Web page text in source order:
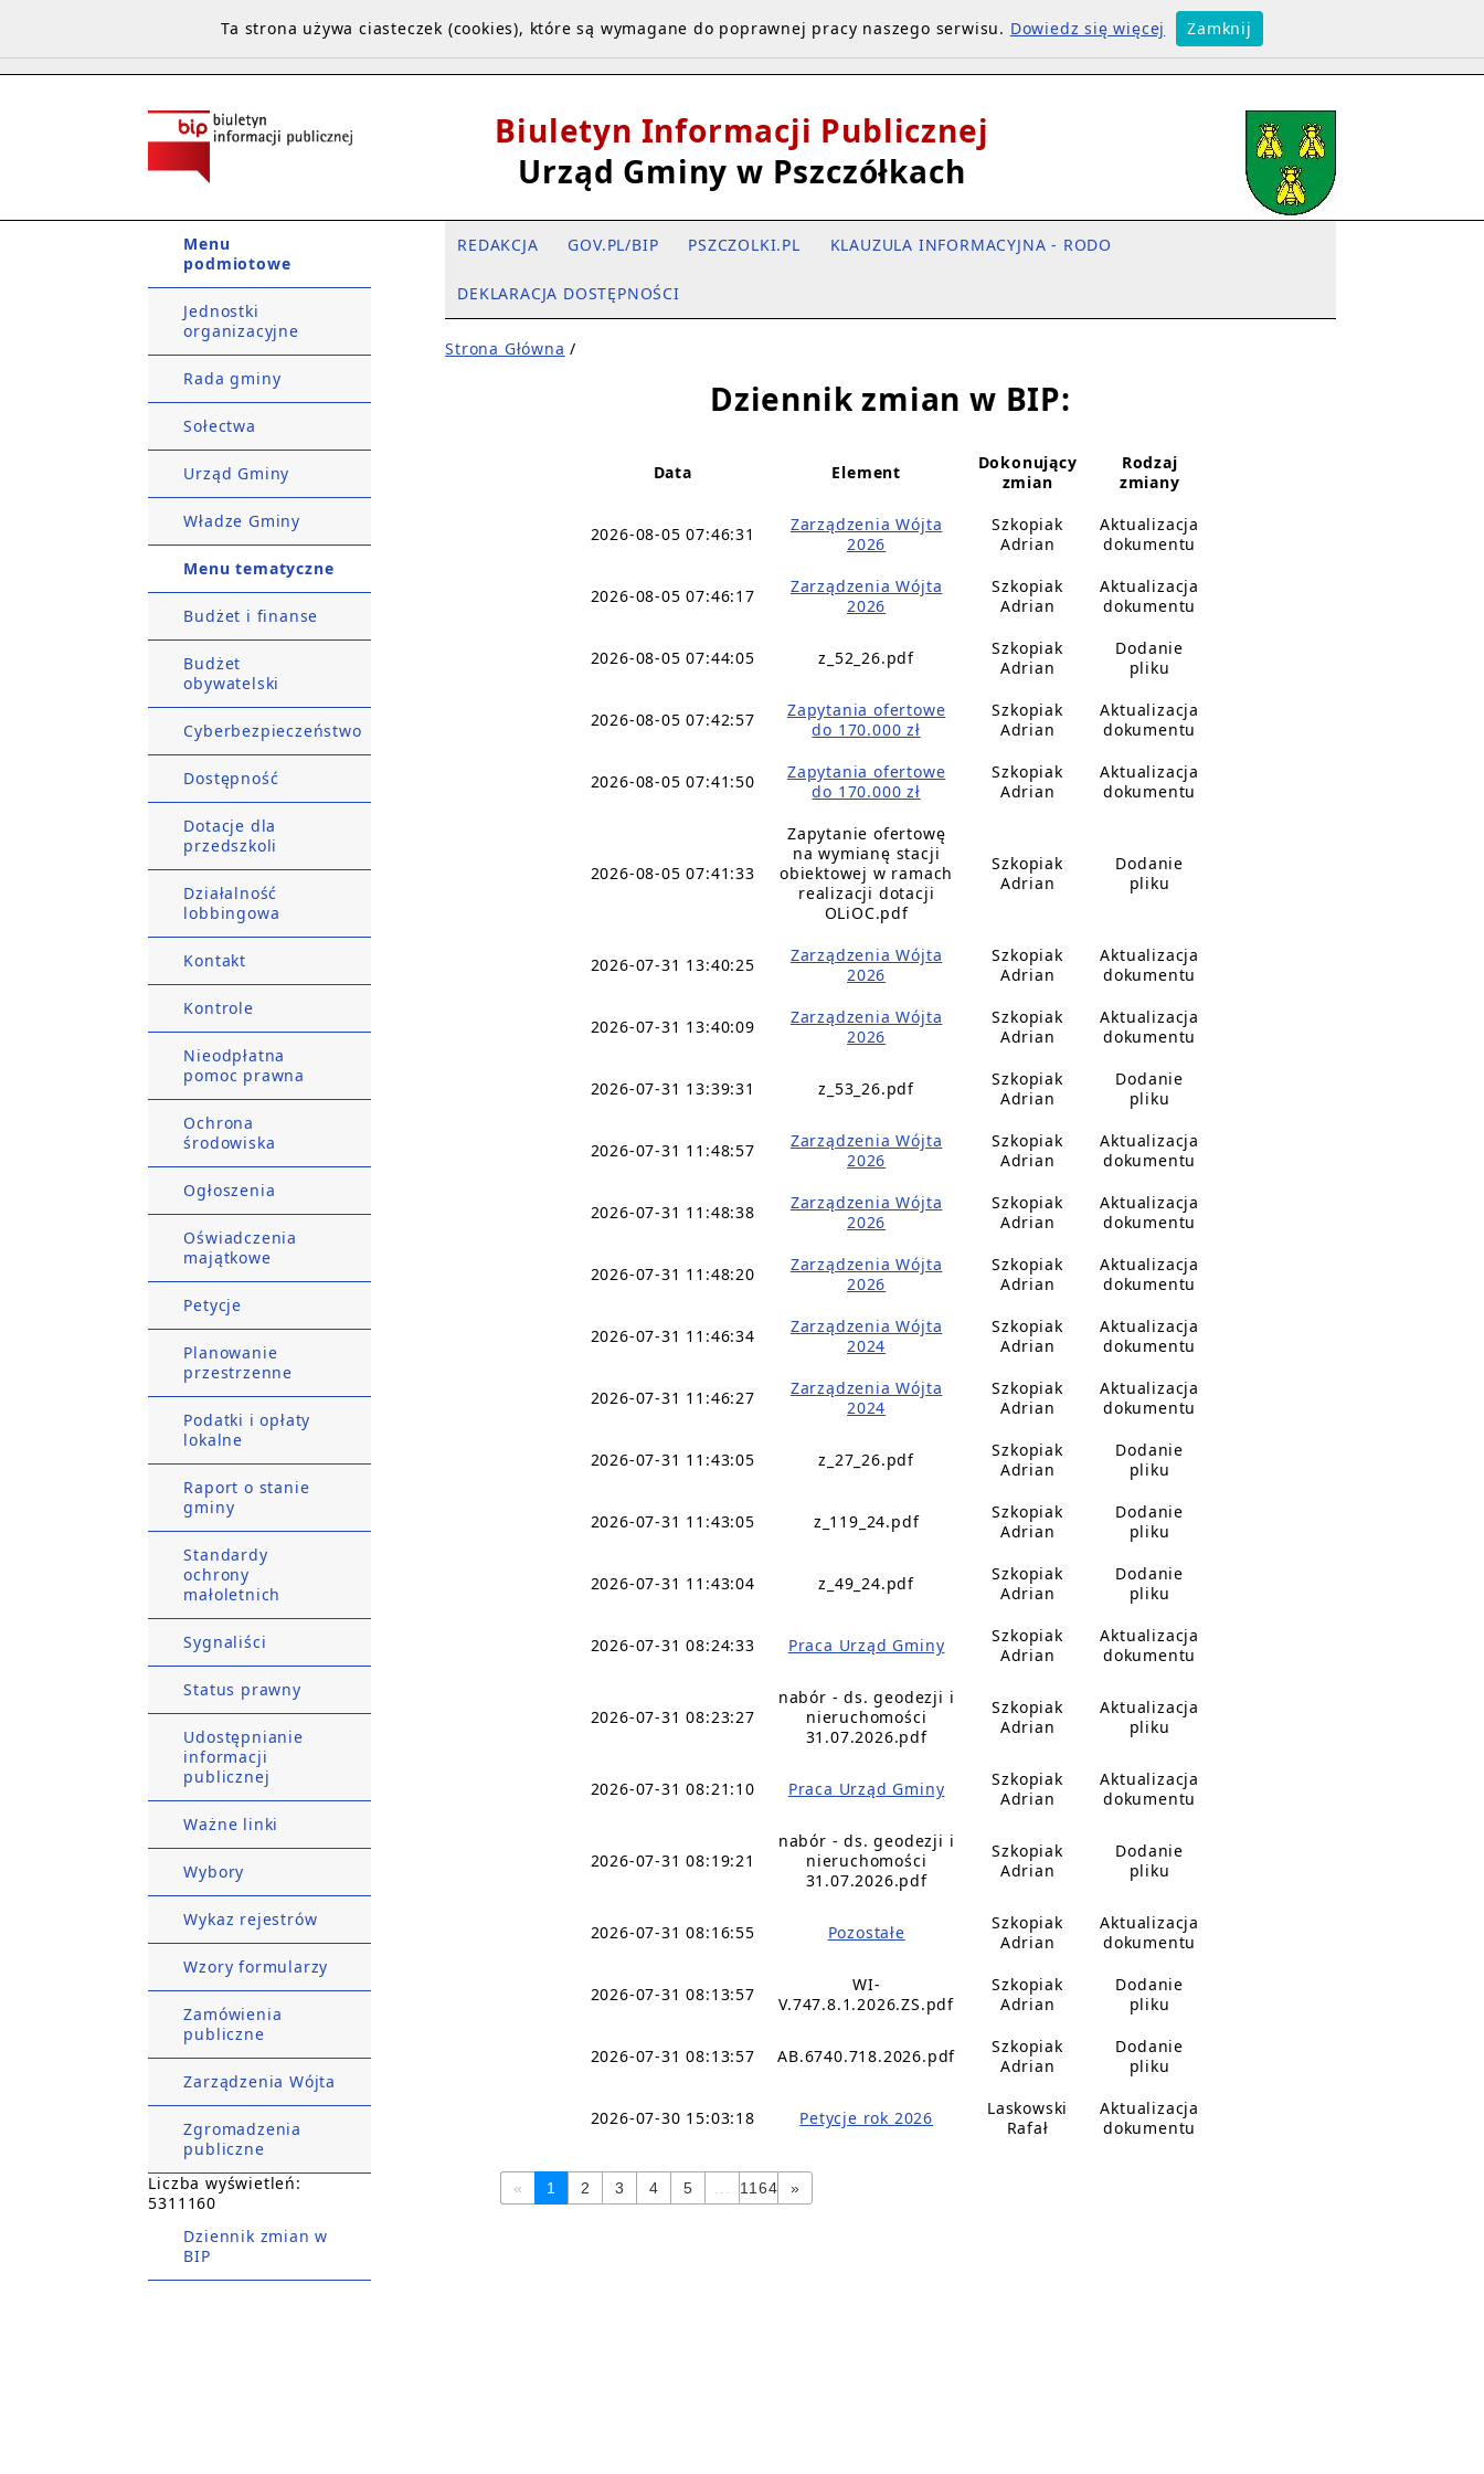
Biuletyn Informacji Publicznej
Urząd Gminy w Pszczółkach
Menu
podmiotowe
Jednostki
organizacyjne
Rada gminy
Sołectwa
Urząd Gminy
Władze Gminy
Menu tematyczne
Budżet i finanse
Budżet
obywatelski
Cyberbezpieczeństwo
Dostępność
Dotacje dla
przedszkoli
Działalność
lobbingowa
Kontakt
Kontrole
Nieodpłatna
pomoc prawna
Ochrona
środowiska
Ogłoszenia
Oświadczenia
majątkowe
Petycje
Planowanie
przestrzenne
Podatki i opłaty
lokalne
Raport o stanie
gminy
Standardy
ochrony
małoletnich
Sygnaliści
Status prawny
Udostępnianie
informacji
publicznej
Ważne linki
Wybory
Wykaz rejestrów
Wzory formularzy
Zamówienia
publiczne
Zarządzenia Wójta
Zgromadzenia
publiczne
Liczba wyświetleń:
5311160
Dziennik zmian w
BIP
REDAKCJA GOV.PL/BIP PSZCZOLKI.PL KLAUZULA INFORMACYJNA - RODO
DEKLARACJA DOSTĘPNOŚCI
Strona Główna /
Dziennik zmian w BIP:
Data Element
Dokonujący
zmian
Rodzaj
zmiany
2026-08-05 07:46:31
Zarządzenia Wójta
2026
Szkopiak
Adrian
Aktualizacja
dokumentu
2026-08-05 07:46:17
Zarządzenia Wójta
2026
Szkopiak
Adrian
Aktualizacja
dokumentu
2026-08-05 07:44:05 z_52_26.pdf
Szkopiak
Adrian
Dodanie
pliku
2026-08-05 07:42:57
Zapytania ofertowe
do 170.000 zł
Szkopiak
Adrian
Aktualizacja
dokumentu
2026-08-05 07:41:50
Zapytania ofertowe
do 170.000 zł
Szkopiak
Adrian
Aktualizacja
dokumentu
2026-08-05 07:41:33
Zapytanie ofertowę
na wymianę stacji
obiektowej w ramach
realizacji dotacji
OLiOC.pdf
Szkopiak
Adrian
Dodanie
pliku
2026-07-31 13:40:25
Zarządzenia Wójta
2026
Szkopiak
Adrian
Aktualizacja
dokumentu
2026-07-31 13:40:09
Zarządzenia Wójta
2026
Szkopiak
Adrian
Aktualizacja
dokumentu
2026-07-31 13:39:31 z_53_26.pdf
Szkopiak
Adrian
Dodanie
pliku
2026-07-31 11:48:57
Zarządzenia Wójta
2026
Szkopiak
Adrian
Aktualizacja
dokumentu
2026-07-31 11:48:38
Zarządzenia Wójta
2026
Szkopiak
Adrian
Aktualizacja
dokumentu
2026-07-31 11:48:20
Zarządzenia Wójta
2026
Szkopiak
Adrian
Aktualizacja
dokumentu
2026-07-31 11:46:34
Zarządzenia Wójta
2024
Szkopiak
Adrian
Aktualizacja
dokumentu
2026-07-31 11:46:27
Zarządzenia Wójta
2024
Szkopiak
Adrian
Aktualizacja
dokumentu
2026-07-31 11:43:05 z_27_26.pdf
Szkopiak
Adrian
Dodanie
pliku
2026-07-31 11:43:05 z_119_24.pdf
Szkopiak
Adrian
Dodanie
pliku
2026-07-31 11:43:04 z_49_24.pdf
Szkopiak
Adrian
Dodanie
pliku
2026-07-31 08:24:33 Praca Urząd Gminy
Szkopiak
Adrian
Aktualizacja
dokumentu
2026-07-31 08:23:27
nabór - ds. geodezji i
nieruchomości
31.07.2026.pdf
Szkopiak
Adrian
Aktualizacja
pliku
2026-07-31 08:21:10 Praca Urząd Gminy
Szkopiak
Adrian
Aktualizacja
dokumentu
2026-07-31 08:19:21
nabór - ds. geodezji i
nieruchomości
31.07.2026.pdf
Szkopiak
Adrian
Dodanie
pliku
2026-07-31 08:16:55 Pozostałe
Szkopiak
Adrian
Aktualizacja
dokumentu
2026-07-31 08:13:57
WI-
V.747.8.1.2026.ZS.pdf
Szkopiak
Adrian
Dodanie
pliku
2026-07-31 08:13:57 AB.6740.718.2026.pdf
Szkopiak
Adrian
Dodanie
pliku
2026-07-30 15:03:18 Petycje rok 2026
Laskowski
Rafał
Aktualizacja
dokumentu
« 1 2 3 4 5 1164 »
Ta strona używa ciasteczek (cookies), które są wymagane do poprawnej pracy naszego serwisu. Dowiedz się więcej Zamknij